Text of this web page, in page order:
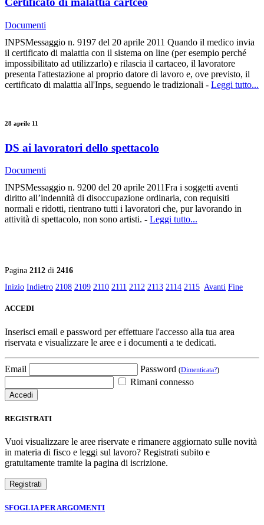
Documenti
INPSMessaggio n. 9197 del 20 aprile 2011 Quando il medico invia
il certificato di malattia con il sistema on line (per esempio perché
impossibilitato ad utilizzarlo) e rilascia il cartaceo, il lavoratore
presenta l'attestazione al proprio datore di lavoro e, ove previsto, il
certificato di malattia all'Inps, seguendo le tradizionali - Leggi tutto...
28 aprile 11
DS ai lavoratori dello spettacolo
Documenti
INPSMessaggio n. 9200 del 20 aprile 2011Fra i soggetti aventi
diritto all’indennità di disoccupazione ordinaria, con requisiti
normali e ridotti, rientrano tutti i lavoratori che, pur lavorando in
attività di spettacolo, non sono artisti. - Leggi tutto...
Pagina 2112 di 2416
Inizio Indietro 2108 2109 2110 2111 2112 2113 2114 2115 Avanti Fine
ACCEDI
Inserisci email e password per effettuare l'accesso alla tua area
riservata e visualizzare le aree e i documenti a te dedicati.
Email Password (Dimenticata?)
Rimani connesso
REGISTRATI
Vuoi visualizzare le aree riservate e rimanere aggiornato sulle novità
in materia di fisco e leggi sul lavoro? Registrati subito e
gratuitamente tramite la pagina di iscrizione.
SFOGLIA PER ARGOMENTI